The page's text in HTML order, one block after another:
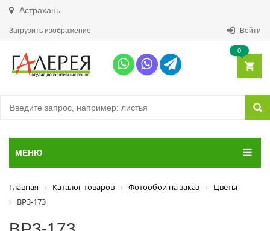
Астрахань
Загрузить изображение Войти
0
МЕНЮ
Главная Каталог товаров Фотообои на заказ
Цветы
ВР3-173